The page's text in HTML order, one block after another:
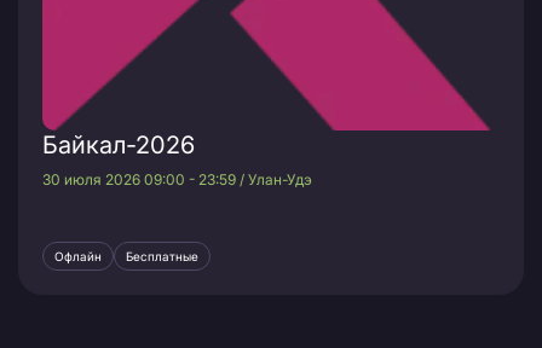
Байкал-2026
30 июля 2026 09:00 - 23:59 / Улан-Удэ
Офлайн Бесплатные